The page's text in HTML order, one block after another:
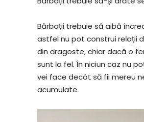
Bărbații trebuie să aibă
astfel nu pot construi relații
din dragoste, chiar dacă o
sunt la fel. În niciun caz nu
vei face decât să fii mereu
acumulate.